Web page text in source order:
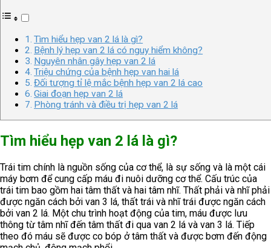
Tìm hiểu hẹp van 2 lá là gì?
Bệnh lý hẹp van 2 lá có nguy hiểm không?
Nguyên nhân gây hẹp van 2 lá
Triệu chứng của bệnh hẹp van hai lá
Đối tượng tỉ lệ mắc bệnh hẹp van 2 lá cao
Giai đoạn hẹp van 2 lá
Phòng tránh và điều trị hẹp van 2 lá
Tìm hiểu hẹp van 2 lá là gì?
Trái tim chính là nguồn sống của cơ thể, là sự sống và là một cái
máy bơm để cung cấp máu đi nuôi dưỡng cơ thể. Cấu trúc của
trái tim bao gồm hai tâm thất và hai tâm nhĩ. Thất phải và nhĩ phải
được ngăn cách bởi van 3 lá, thất trái và nhĩ trái được ngăn cách
bởi van 2 lá. Một chu trình hoạt động của tim, máu được lưu
thông từ tâm nhĩ đến tâm thất đi qua van 2 lá và van 3 lá. Tiếp
theo đó máu sẽ được co bóp ở tâm thất và được bơm đến động